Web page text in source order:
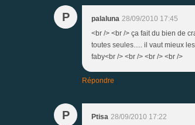
P palaluna 28/09/2010 17:45
<br /> <br /> ça fait du bien de
toutes seules..... il vaut mieux
faby<br /> <br /> <br /> <br />
Répondre
P Ptisa 28/09/2010 17:22